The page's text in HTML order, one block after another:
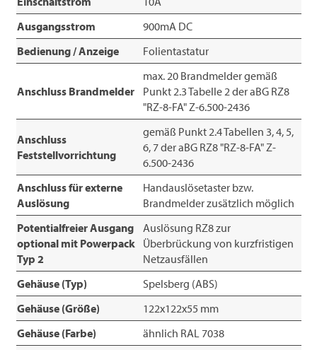
Ausgangsstrom
900mA DC
Bedienung / Anzeige
Folientastatur
Anschluss Brandmelder
max. 20 Brandmelder gemäß
Punkt 2.3 Tabelle 2 der aBG RZ8
"RZ-8-FA" Z-6.500-2436
Anschluss
Feststellvorrichtung
gemäß Punkt 2.4 Tabellen 3, 4, 5,
6, 7 der aBG RZ8 "RZ-8-FA" Z-
6.500-2436
Anschluss für externe
Auslösung
Handauslösetaster bzw.
Brandmelder zusätzlich möglich
Potentialfreier Ausgang
optional mit Powerpack
Typ 2
Auslösung RZ8 zur
Überbrückung von kurzfristigen
Netzausfällen
Gehäuse (Typ)
Spelsberg (ABS)
Gehäuse (Größe)
122x122x55 mm
Gehäuse (Farbe)
ähnlich RAL 7038